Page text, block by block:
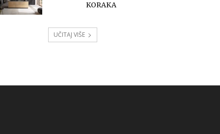
KORAKA
UČITAJ VIŠE